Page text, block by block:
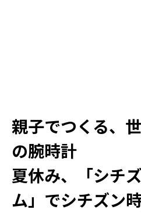
親子でつくる、
の腕時計
夏休み、「シチ
ム」でシチズン